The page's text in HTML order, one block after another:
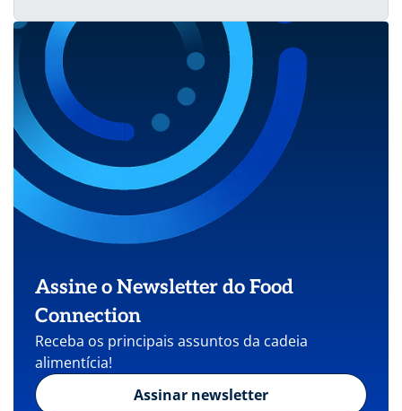
Assine o Newsletter do Food
Connection
Receba os principais assuntos da cadeia
alimentícia!
Assinar newsletter